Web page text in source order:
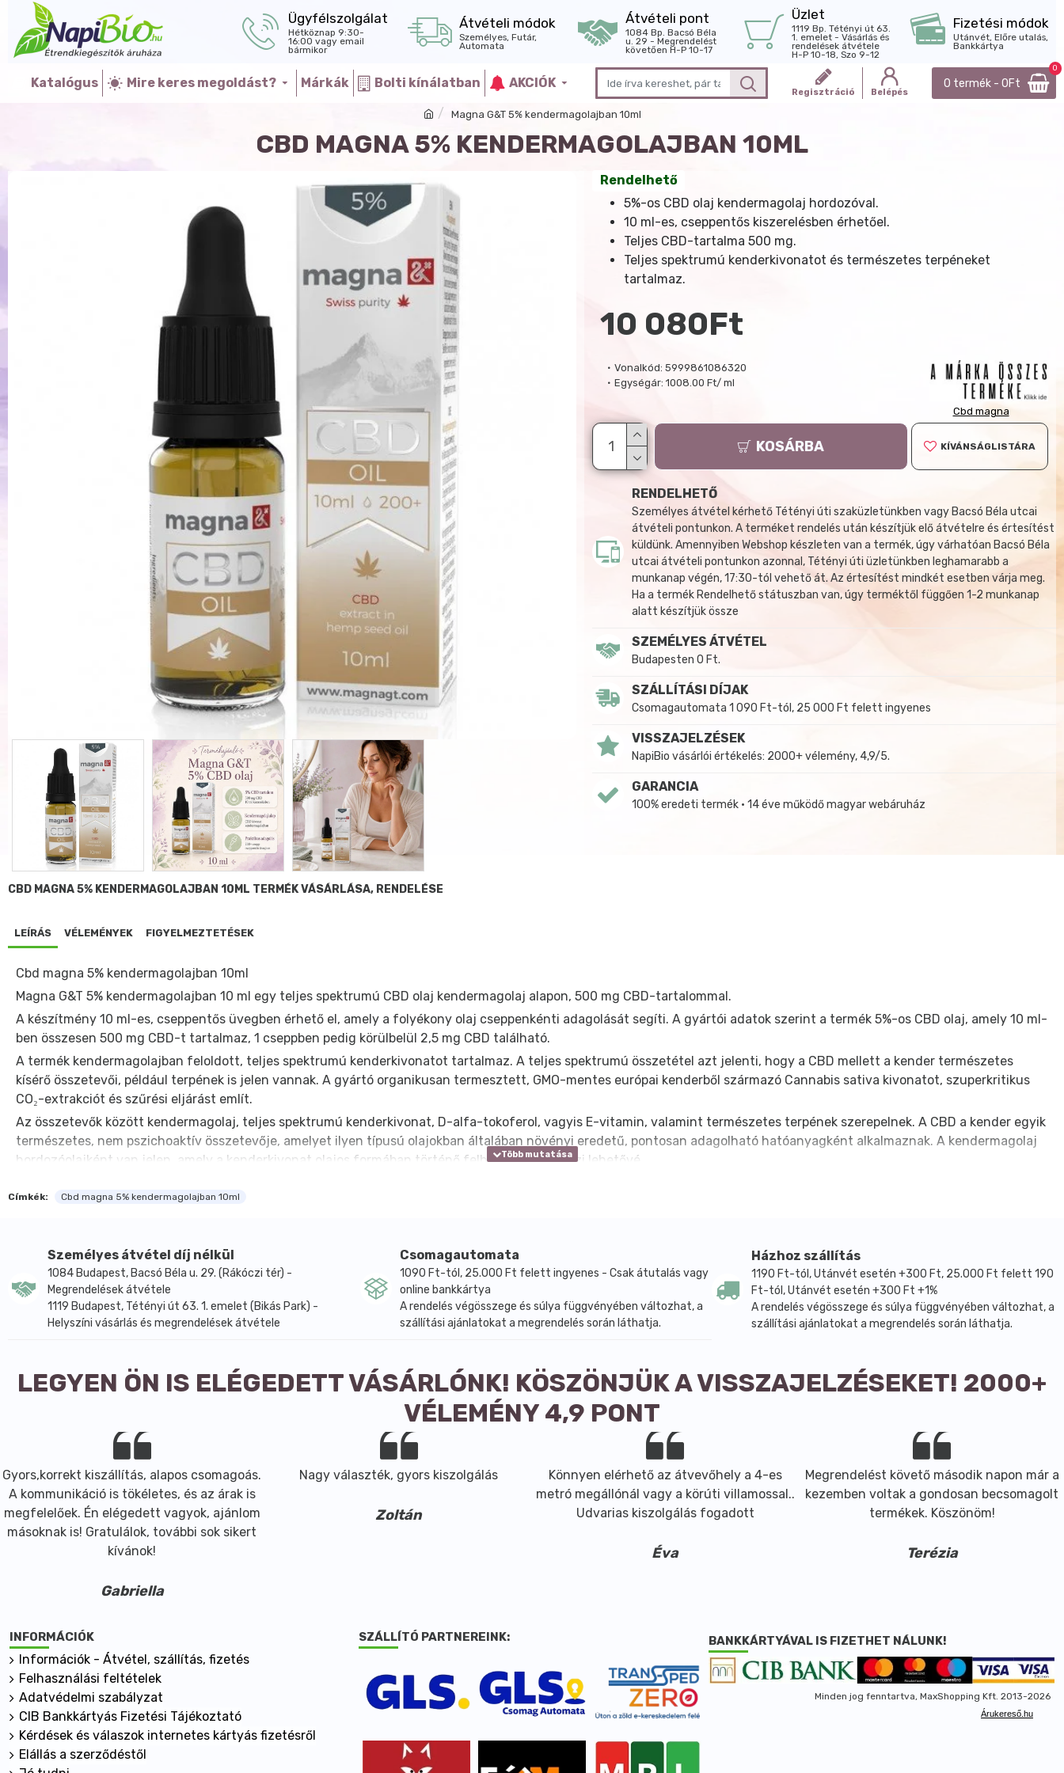
Ügyfélszolgálat
Hétköznap 9:30-
16:00 vagy email
bármikor
Átvételi módok
Személyes, Futár,
Automata
Átvételi pont
1084 Bp. Bacsó Béla
u. 29 - Megrendelést
követően H-P 10-17
Üzlet
1119 Bp. Tétényi út 63.
1. emelet - Vásárlás és
rendelések átvétele
H-P 10-18, Szo 9-12
Fizetési módok
Utánvét, Előre utalás,
Bankkártya
Katalógus Mire keres megoldást? Márkák Bolti kínálatban AKCIÓK
Regisztráció Belépés
0 termék - 0Ft
0
Magna G&T 5% kendermagolajban 10ml
CBD MAGNA 5% KENDERMAGOLAJBAN 10ML
Vonalkód: 5999861086320
Egységár: 1008.00 Ft/ ml
Cbd magna
Rendelhető
10 080Ft
5%-os CBD olaj kendermagolaj hordozóval.
10 ml-es, cseppentős kiszerelésben érhetőel.
Teljes CBD-tartalma 500 mg.
Teljes spektrumú kenderkivonatot és természetes terpéneket
tartalmaz.
KOSÁRBA KÍVÁNSÁGLISTÁRA
RENDELHETŐ
Személyes átvétel kérhető Tétényi úti szaküzletünkben vagy Bacsó Béla utcai
átvételi pontunkon. A terméket rendelés után készítjük elő átvételre és értesítést
küldünk. Amennyiben Webshop készleten van a termék, úgy várhatóan Bacsó Béla
utcai átvételi pontunkon azonnal, Tétényi úti üzletünkben leghamarabb a
munkanap végén, 17:30-tól vehető át. Az értesítést mindkét esetben várja meg.
Ha a termék Rendelhető státuszban van, úgy terméktől függően 1-2 munkanap
alatt készítjük össze
SZEMÉLYES ÁTVÉTEL
Budapesten 0 Ft.
SZÁLLÍTÁSI DÍJAK
Csomagautomata 1 090 Ft-tól, 25 000 Ft felett ingyenes
VISSZAJELZÉSEK
NapiBio vásárlói értékelés: 2000+ vélemény, 4,9/5.
GARANCIA
100% eredeti termék • 14 éve működő magyar webáruház
CBD MAGNA 5% KENDERMAGOLAJBAN 10ML TERMÉK VÁSÁRLÁSA, RENDELÉSE
LEÍRÁS VÉLEMÉNYEK FIGYELMEZTETÉSEK
Cbd magna 5% kendermagolajban 10ml
Magna G&T 5% kendermagolajban 10 ml egy teljes spektrumú CBD olaj kendermagolaj alapon, 500 mg CBD-tartalommal.
A készítmény 10 ml-es, cseppentős üvegben érhető el, amely a folyékony olaj cseppenkénti adagolását segíti. A gyártói adatok szerint a termék 5%-os CBD olaj, amely 10 ml-
ben összesen 500 mg CBD-t tartalmaz, 1 cseppben pedig körülbelül 2,5 mg CBD található.
A termék kendermagolajban feloldott, teljes spektrumú kenderkivonatot tartalmaz. A teljes spektrumú összetétel azt jelenti, hogy a CBD mellett a kender természetes
kísérő összetevői, például terpének is jelen vannak. A gyártó organikusan termesztett, GMO-mentes európai kenderből származó Cannabis sativa kivonatot, szuperkritikus
CO₂-extrakciót és szűrési eljárást említ.
Az összetevők között kendermagolaj, teljes spektrumú kenderkivonat, D-alfa-tokoferol, vagyis E-vitamin, valamint természetes terpének szerepelnek. A CBD a kender egyik
természetes, nem pszichoaktív összetevője, amelyet ilyen típusú olajokban általában növényi eredetű, pontosan adagolható hatóanyagként alkalmaznak. A kendermagolaj
hordozóolajként van jelen, amely a kenderkivonat olajos formában történő felhasználását teszi lehetővé.
10 ml-ben CBD 500 mg
Teljes spektrumú kenderkivonat (Cannabis sativa)
D-alfa-tokoferol (E-vitamin)
Természetes terpének
Címkék: Cbd magna 5% kendermagolajban 10ml
Személyes átvétel díj nélkül
1084 Budapest, Bacsó Béla u. 29. (Rákóczi tér) -
Megrendelések átvétele
1119 Budapest, Tétényi út 63. 1. emelet (Bikás Park) -
Helyszíni vásárlás és megrendelések átvétele
Csomagautomata
1090 Ft-tól, 25.000 Ft felett ingyenes - Csak átutalás vagy
online bankkártya
A rendelés végösszege és súlya függvényében változhat, a
szállítási ajánlatokat a megrendelés során láthatja.
Házhoz szállítás
1190 Ft-tól, Utánvét esetén +300 Ft, 25.000 Ft felett 190
Ft-tól, Utánvét esetén +300 Ft +1%
A rendelés végösszege és súlya függvényében változhat, a
szállítási ajánlatokat a megrendelés során láthatja.
LEGYEN ÖN IS ELÉGEDETT VÁSÁRLÓNK! KÖSZÖNJÜK A VISSZAJELZÉSEKET! 2000+
VÉLEMÉNY 4,9 PONT
Gyors,korrekt kiszállítás, alapos csomagoás.
A kommunikáció is tökéletes, és az árak is
megfelelőek. Én elégedett vagyok, ajánlom
másoknak is! Gratulálok, további sok sikert
kívánok!
Gabriella
Nagy választék, gyors kiszolgálás
Zoltán
Könnyen elérhető az átvevőhely a 4-es
metró megállónál vagy a körúti villamossal..
Udvarias kiszolgálás fogadott
Éva
Megrendelést követő második napon már a
kezemben voltak a gondosan becsomagolt
termékek. Köszönöm!
Terézia
INFORMÁCIÓK
Információk - Átvétel, szállítás, fizetés
Felhasználási feltételek
Adatvédelmi szabályzat
CIB Bankkártyás Fizetési Tájékoztató
Kérdések és válaszok internetes kártyás fizetésről
Elállás a szerződéstől
SZÁLLÍTÓ PARTNEREINK: BANKKÁRTYÁVAL IS FIZETHET NÁLUNK!
Minden jog fenntartva, MaxShopping Kft. 2013-2026
Árukereső.hu